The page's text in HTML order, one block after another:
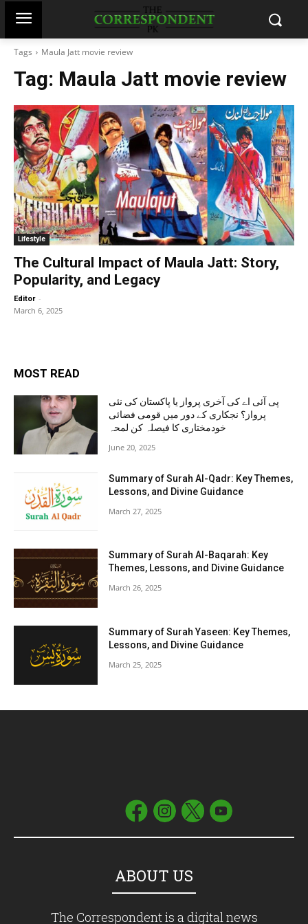
Tags Maula Jatt movie review
Tag: Maula Jatt movie review
Lifestyle
The Cultural Impact of Maula Jatt: Story,
Popularity, and Legacy
Editor -
March 6, 2025
MOST READ
پی آئی اے کی آخری پرواز یا پاکستان کی نئی
پرواز؟ نجکاری کے دور میں قومی فضائی
خودمختاری کا فیصلہ کن لمحہ
June 20, 2025
Summary of Surah Al-Qadr: Key Themes,
Lessons, and Divine Guidance
March 27, 2025
Summary of Surah Al-Baqarah: Key
Themes, Lessons, and Divine Guidance
March 26, 2025
Summary of Surah Yaseen: Key Themes,
Lessons, and Divine Guidance
March 25, 2025
ABOUT US
The Correspondent is a digital news